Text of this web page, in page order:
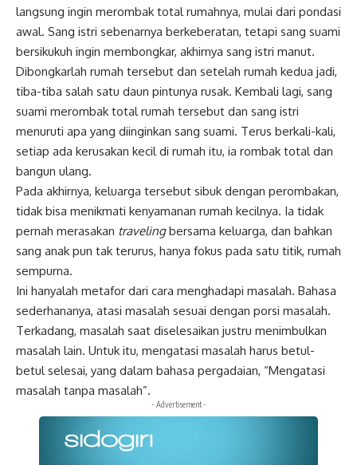
langsung ingin merombak total rumahnya, mulai dari pondasi
awal. Sang istri sebenarnya berkeberatan, tetapi sang suami
bersikukuh ingin membongkar, akhirnya sang istri manut.
Dibongkarlah rumah tersebut dan setelah rumah kedua jadi,
tiba-tiba salah satu daun pintunya rusak. Kembali lagi, sang
suami merombak total rumah tersebut dan sang istri
menuruti apa yang diinginkan sang suami. Terus berkali-kali,
setiap ada kerusakan kecil di rumah itu, ia rombak total dan
bangun ulang.
Pada akhirnya, keluarga tersebut sibuk dengan perombakan,
tidak bisa menikmati kenyamanan rumah kecilnya. Ia tidak
pernah merasakan travelingbersama keluarga, dan bahkan
sang anak pun tak terurus, hanya fokus pada satu titik, rumah
sempurna.
Ini hanyalah metafor dari cara menghadapi masalah. Bahasa
sederhananya, atasi masalah sesuai dengan porsi masalah.
Terkadang, masalah saat diselesaikan justru menimbulkan
masalah lain. Untuk itu, mengatasi masalah harus betul-
betul selesai, yang dalam bahasa pergadaian, “Mengatasi
masalah tanpa masalah”.
- Advertisement -